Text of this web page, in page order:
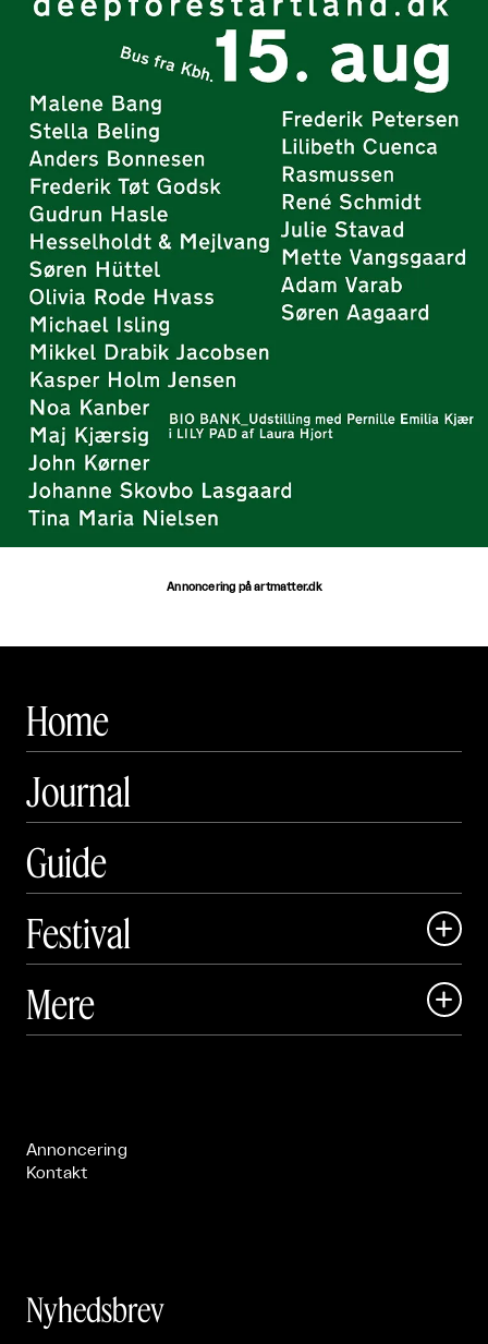
Annoncering på artmatter.dk
Home
Journal
Guide
Festival

 Art Matter Festival
Mere 
Annoncering
Kontakt
Nyhedsbrev